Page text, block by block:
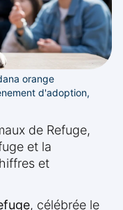
orange
d'adoption,
de Refuge,
et la
et
, célébrée le